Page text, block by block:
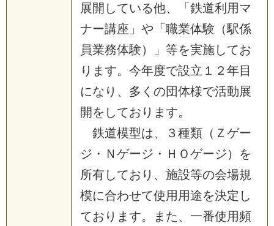
展開している他、「鉄道利用マ
ナー講座」や「職業体験（駅係
員業務体験）」等を実施してお
ります。今年度で設立１２年目
になり、多くの団体様で活動展
開をしております。
鉄道模型は、３種類（Ｚゲー
ジ・Ｎゲージ・ＨＯゲージ）を
所有しており、施設等の会場規
模に合わせて使用用途を決定し
ております。また、一番使用頻